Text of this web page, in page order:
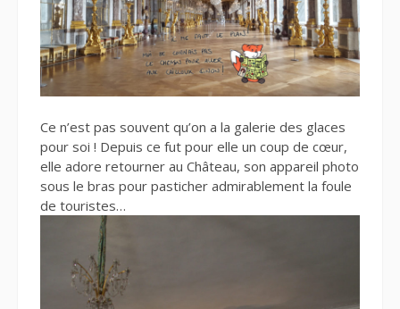
Ce n’est pas souvent qu’on a la galerie des glaces
pour soi ! Depuis ce fut pour elle un coup de cœur,
elle adore retourner au Château, son appareil photo
sous le bras pour pasticher admirablement la foule
de touristes…